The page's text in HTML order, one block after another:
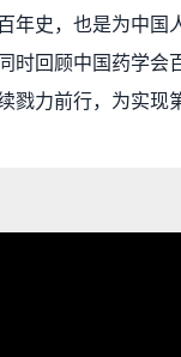
年史，也是为中国
时回顾中国药学会
戮力前行，为实现